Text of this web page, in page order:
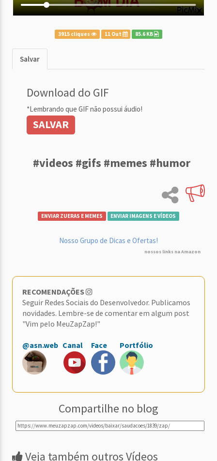
3915 cliques 11 Out 85.6 KB
Salvar
Download do GIF
*Lembrando que GIF não possui áudio!
SALVAR
#videos #gifs #memes #humor
ENVIAR ZUERAS E MEMES ENVIAR IMAGENS E VÍDEOS
Nosso Grupo de Dicas e Ofertas!
nossos links na Amazon
RECOMENDAÇÕES
Seguir Redes Sociais do Desenvolvedor. Publicamos
novidades. Lembre-se de comentar em algum post
"Vim pelo MeuZapZap!"
@asn.web Canal Face Portfólio
Compartilhe no blog
Veja também outros Vídeos